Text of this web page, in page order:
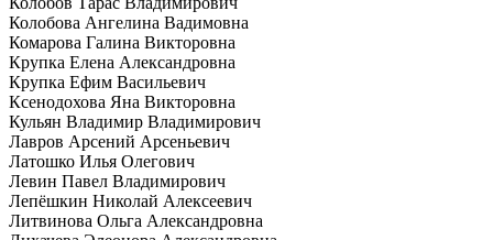
Колобова Ангелина Вадимовна
Комарова Галина Викторовна
Крупка Елена Александровна
Крупка Ефим Васильевич
Ксенодохова Яна Викторовна
Кульян Владимир Владимирович
Лавров Арсений Арсеньевич
Латошко Илья Олегович
Левин Павел Владимирович
Лепёшкин Николай Алексеевич
Литвинова Ольга Александровна